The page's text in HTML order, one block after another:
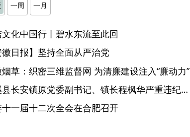
一周 一月
文化中国行丨碧水东流至此回
徽日报】坚持全面从严治党
草：织密三维监督网 为清廉建设注入“廉动力”
绩溪县长安镇原党委副书记、镇长程枫华严重违纪违法被开除党籍和公职
一届十二次全会在合肥召开